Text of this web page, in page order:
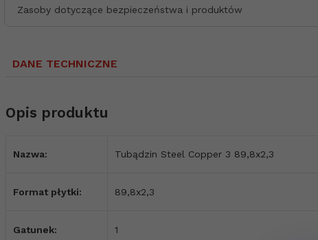
Zasoby dotyczące bezpieczeństwa i produktów
DANE TECHNICZNE
Opis produktu
Nazwa: Tubądzin Steel Copper 3 89,8x2,3
Format płytki: 89,8x2,3
Gatunek: 1